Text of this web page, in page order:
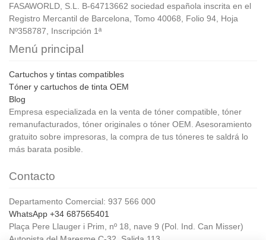
FASAWORLD, S.L. B-64713662 sociedad española inscrita en el
Registro Mercantil de Barcelona, Tomo 40068, Folio 94, Hoja
Nº358787, Inscripción 1ª
Menú principal
Cartuchos y tintas compatibles
Tóner y cartuchos de tinta OEM
Blog
Empresa especializada en la venta de tóner compatible, tóner
remanufacturados, tóner originales o tóner OEM. Asesoramiento
gratuito sobre impresoras, la compra de tus tóneres te saldrá lo
más barata posible.
Contacto
Departamento Comercial: 937 566 000
WhatsApp +34 687565401
Plaça Pere Llauger i Prim, nº 18, nave 9 (Pol. Ind. Can Misser)